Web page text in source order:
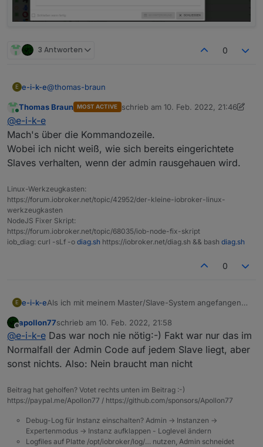
3 Antworten 0
E e-i-k-e@thomas-braun
Dauerschleife:
Online
Thomas Braun MOST ACTIVE schrieb am 10. Feb. 2022, 21:46
zuletzt editiert von Thomas Braun
@e-i-k-e
Mach's über die Kommandozeile.
Wobei ich nicht weiß, wie sich bereits eingerichtete
Slaves verhalten, wenn der admin rausgehauen wird.
Linux-Werkzeugkasten:
https://forum.iobroker.net/topic/42952/der-kleine-iobroker-linux-
werkzeugkasten
NodeJS Fixer Skript:
https://forum.iobroker.net/topic/68035/iob-node-fix-skript
iob_diag: curl -sLf -o diag.sh https://iobroker.net/diag.sh && bash diag.sh
0
E e-i-k-eAls ich mit meinem Master/Slave-System angefangen
Adapter zu installieren.
Ist dies immer noch nötig?
Offline
apollon77schrieb am 10. Feb. 2022, 21:58
zuletzt editiert von
@e-i-k-e Das war noch nie nötig:-) Fakt war nur das im
Normalfall der Admin Code auf jedem Slave liegt, aber
sonst nichts. Also: Nein braucht man nicht
Beitrag hat geholfen? Votet rechts unten im Beitrag :-)
https://paypal.me/Apollon77 / https://github.com/sponsors/Apollon77
Debug-Log für Instanz einschalten? Admin -> Instanzen ->
Expertenmodus -> Instanz aufklappen - Loglevel ändern
Logfiles auf Platte /opt/iobroker/log/… nutzen, Admin schneidet